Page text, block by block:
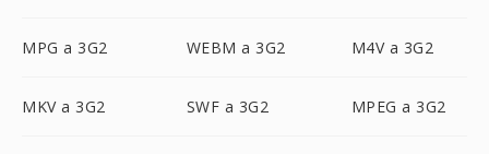
MPG a 3G2 WEBM a 3G2 M4V a 3G2
MKV a 3G2 SWF a 3G2 MPEG a 3G2